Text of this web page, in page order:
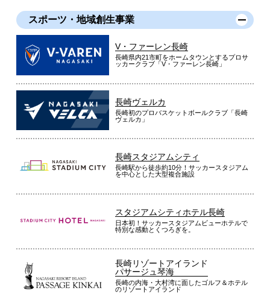
スポーツ・地域創生事業
V・ファーレン長崎
長崎県内21市町をホームタウンとするプロサ
ッカークラブ「V・ファーレン長崎」
長崎ヴェルカ
長崎初のプロバスケットボールクラブ「長崎
ヴェルカ」
長崎スタジアムシティ
長崎駅から徒歩約10分！サッカースタジアム
を中心とした大型複合施設
スタジアムシティホテル長崎
日本初！サッカースタジアムビューホテルで
特別な感動とくつろぎを。
長崎リゾートアイランド
パサージュ琴海
長崎の内海・大村湾に面したゴルフ＆ホテル
のリゾートアイランド